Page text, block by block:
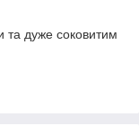
та дуже соковитим